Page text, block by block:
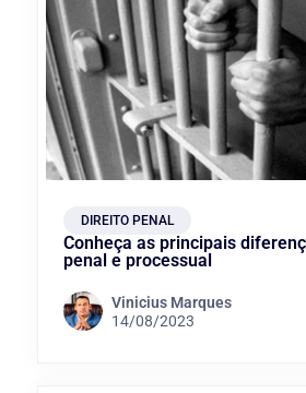
DIREITO PENAL
Conheça as principais
penal e processual
Vinicius Marques
14/08/2023